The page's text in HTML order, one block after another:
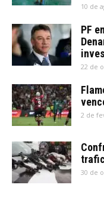
10 de
PF
22 de
2 de
30 de